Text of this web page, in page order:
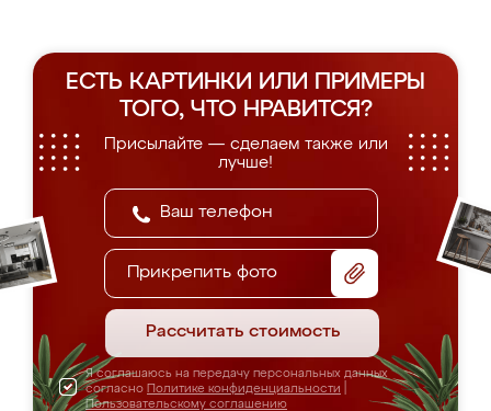
ЕСТЬ КАРТИНКИ ИЛИ ПРИМЕРЫ
ТОГО, ЧТО НРАВИТСЯ?
Присылайте — сделаем также или
лучше!
Прикрепить фото
Рассчитать стоимость
Я соглашаюсь на передачу персональных данных
согласно Политике конфиденциальности
Пользовательскому соглашению